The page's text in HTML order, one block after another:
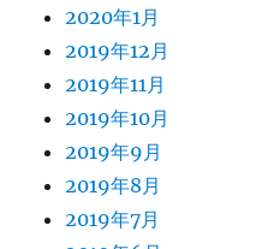
2020年1月
2019年12月
2019年11月
2019年10月
2019年9月
2019年8月
2019年7月